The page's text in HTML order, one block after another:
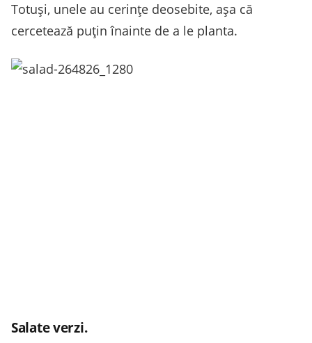
Totuşi, unele au cerinţe deosebite, aşa că
cercetează puţin înainte de a le planta.
Salate verzi.